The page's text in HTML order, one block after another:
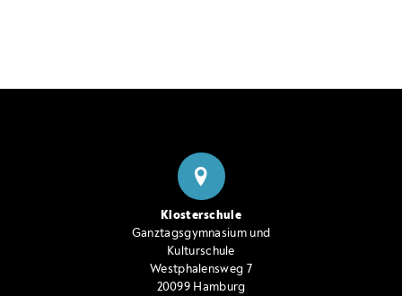
Klosterschule
Ganztagsgymnasium und
Kulturschule
Westphalensweg 7
20099 Hamburg